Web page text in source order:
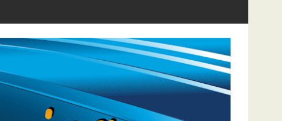
– Η «θυσία» για τον 7χρονο γιο της